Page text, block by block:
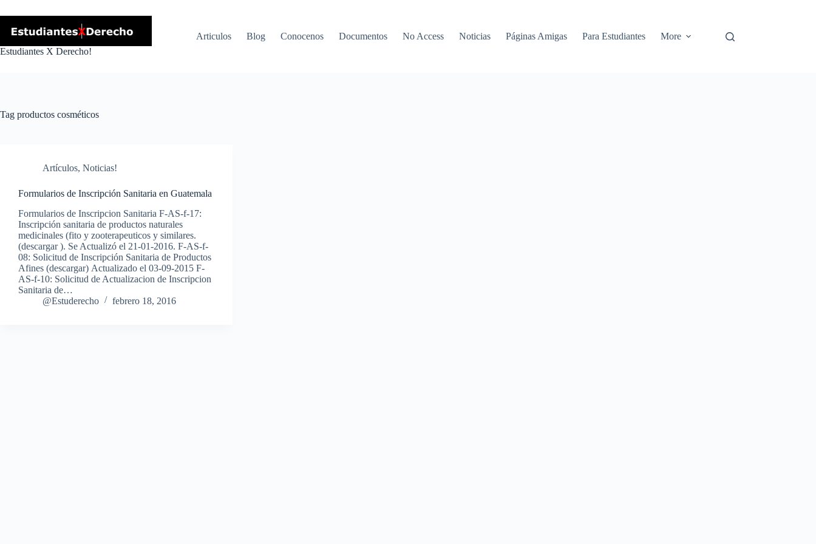
to
content
Estudiantes X Derecho!
Articulos Blog Conocenos Documentos No Access Noticias Páginas Amigas Para Estudiantes More
Tag productos cosméticos
Artículos, Noticias!
Formularios de Inscripción Sanitaria en Guatemala
Formularios de Inscripcion Sanitaria F-AS-f-17:
Inscripción sanitaria de productos naturales
medicinales (fito y zooterapeuticos y similares.
(descargar ). Se Actualizó el 21-01-2016. F-AS-f-
08: Solicitud de Inscripción Sanitaria de Productos
Afines (descargar) Actualizado el 03-09-2015 F-
AS-f-10: Solicitud de Actualizacion de Inscripcion
Sanitaria de…
@Estuderecho
febrero 18, 2016